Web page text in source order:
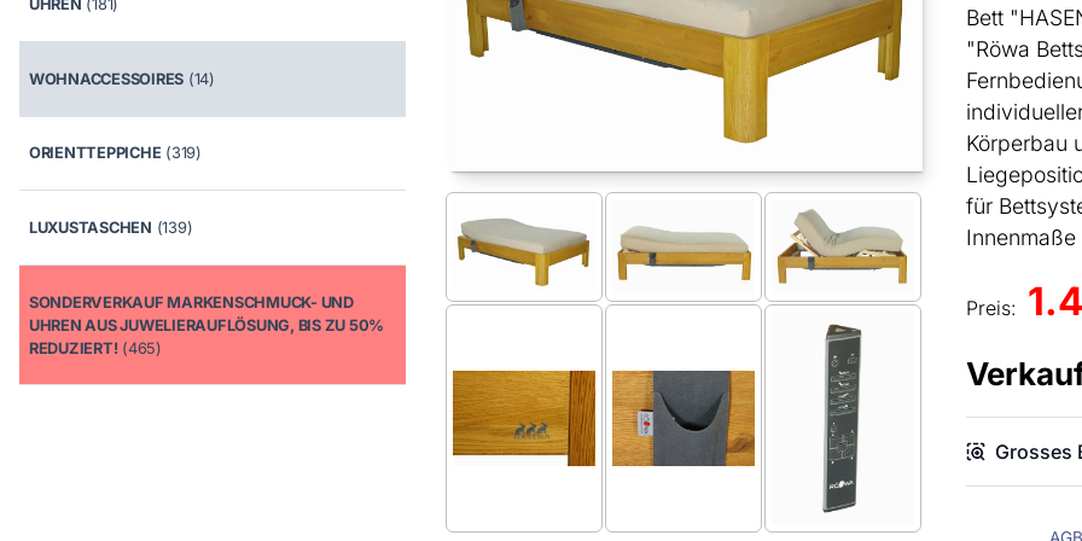
UHREN (181)
WOHNACCESSOIRES (14)
ORIENTTEPPICHE (319)
LUXUSTASCHEN (139)
SONDERVERKAUF MARKENSCHMUCK- UND
UHREN AUS JUWELIERAUFLÖSUNG, BIS ZU 50%
REDUZIERT!(465)
Bett
"Röwa
Körperbau
für
Preis:
Grosses